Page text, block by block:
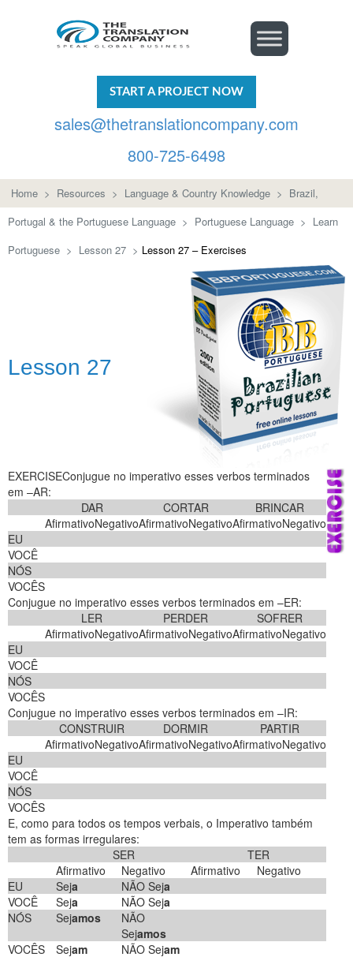
START A PROJECT NOW
sales@thetranslationcompany.com
800-725-6498
Home > Resources > Language & Country Knowledge > Brazil,
Portugal & the Portuguese Language > Portuguese Language > Learn
Portuguese > Lesson 27 > Lesson 27 – Exercises
Lesson 27
EXERCISEConjugue no imperativo esses verbos terminados
em –AR:
DAR
CORTAR
BRINCAR
AfirmativoNegativoAfirmativoNegativoAfirmativoNegativo
EU
VOCÊ
NÓS
VOCÊS
Conjugue no imperativo esses verbos terminados em –ER:
LER
PERDER
SOFRER
AfirmativoNegativoAfirmativoNegativoAfirmativoNegativo
EU
VOCÊ
NÓS
VOCÊS
Conjugue no imperativo esses verbos terminados em –IR:
CONSTRUIR
DORMIR
PARTIR
AfirmativoNegativoAfirmativoNegativoAfirmativoNegativo
EU
VOCÊ
NÓS
VOCÊS
E, como para todos os tempos verbais, o Imperativo também
tem as formas irregulares:
SER
TER
Afirmativo
Negativo Afirmativo
Negativo
EU
Seja NÃO Seja
VOCÊ
Seja NÃO Seja
NÓS
Sejamos
NÃO
Sejamos
VOCÊS
Sejam NÃO Sejam